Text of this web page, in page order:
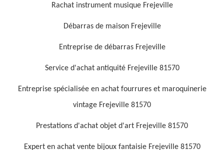
Rachat instrument musique Frejeville
Débarras de maison Frejeville
Entreprise de débarras Frejeville
Service d'achat antiquité Frejeville 81570
Entreprise spécialisée en achat fourrures et maroquinerie
vintage Frejeville 81570
Prestations d'achat objet d'art Frejeville 81570
Expert en achat vente bijoux fantaisie Frejeville 81570